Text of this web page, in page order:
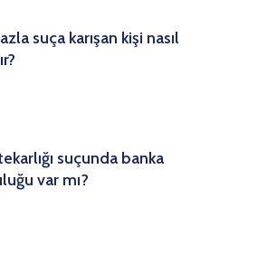
suça karışan kişi nasıl
suçunda banka
var mı?